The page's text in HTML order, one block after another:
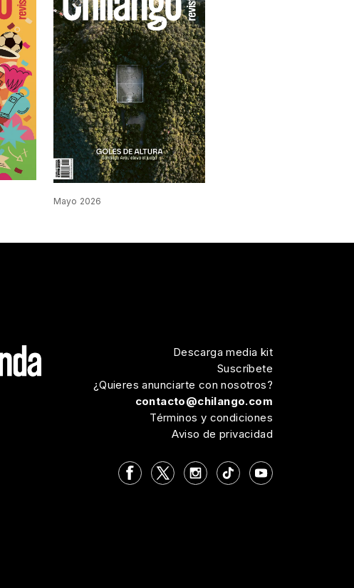
Mayo 2026
Descarga media kit
Suscríbete
¿Quieres anunciarte con nosotros?
contacto@chilango.com
Términos y condiciones
Aviso de privacidad